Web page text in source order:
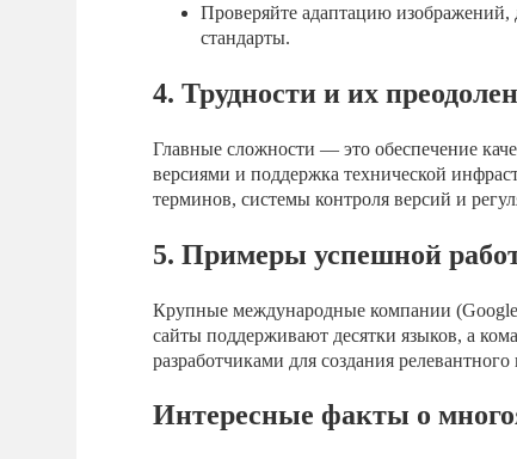
Проверяйте адаптацию изображений,
стандарты.
4. Трудности и их
Главные сложности — это обеспечение
версиями и поддержка технической
терминов, системы контроля версий и
5. Примеры успешной
Крупные международные компании
сайты поддерживают десятки языков, а
разработчиками для создания релевантного
Интересные факты о